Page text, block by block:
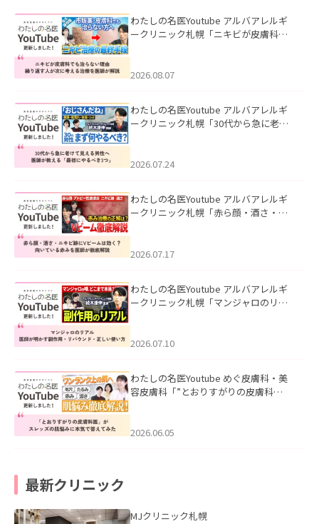
わたしの名医Youtube アルバアレルギ
ークリニック札幌「ニキビが皮膚科で
ました。
2026.08.07
わたしの名医Youtube アルバアレルギ
ークリニック札幌「30代から急に老け
た。
2026.07.24
わたしの名医Youtube アルバアレルギ
ークリニック札幌「赤ら顔・酒さ・ニ
した。
2026.07.17
わたしの名医Youtube アルバアレルギ
ークリニック札幌「マンジャロのリア
た。
2026.07.10
わたしの名医Youtube めぐ皮膚科・美
容皮膚科「”とおりすがりの皮膚科
2026.06.05
最新クリニック
MJクリニック札幌